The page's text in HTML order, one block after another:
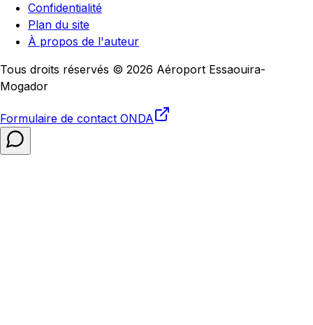
Confidentialité
Plan du site
À propos de l'auteur
Tous droits réservés © 2026 Aéroport Essaouira-
Mogador
Formulaire de contact ONDA